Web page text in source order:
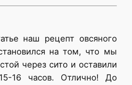
наш рецепт овсяного
на том, что мы
через сито и оставили
16 часов. Отлично! До